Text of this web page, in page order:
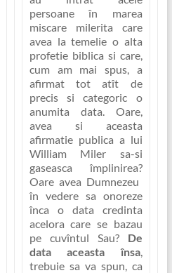
persoane în marea
miscare milerita care
avea la temelie o alta
profetie biblica si care,
cum am mai spus, a
afirmat tot atît de
precis si categoric o
anumita data. Oare,
avea si aceasta
afirmatie publica a lui
William Miler sa-si
gaseasca împlinirea?
Oare avea Dumnezeu
în vedere sa onoreze
înca o data credinta
acelora care se bazau
pe cuvîntul Sau? De
data aceasta însa,
trebuie sa va spun, ca